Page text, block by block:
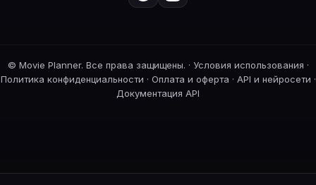
© Movie Planner. Все права защищены. · Условия использования ·
Политика конфиденциальности · Оплата и оферта · API и нейросети ·
Документация API